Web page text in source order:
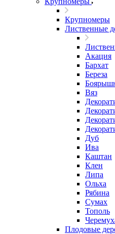
Крупномеры
Лиственные
Акация
Бархат
Береза
Вяз
Дуб
Ива
Каштан
Клен
Липа
Ольха
Рябина
Сумах
Тополь
Плодовые